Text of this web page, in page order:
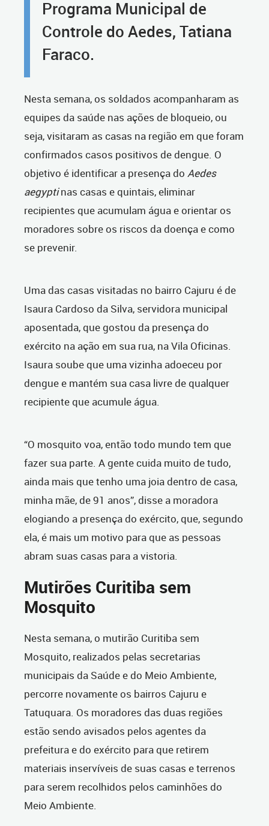
Programa Municipal de
Controle do Aedes, Tatiana
Faraco.
Nesta semana, os soldados acompanharam as
equipes da saúde nas ações de bloqueio, ou
seja, visitaram as casas na região em que foram
confirmados casos positivos de dengue. O
objetivo é identificar a presença do Aedes
aegyptinas casas e quintais, eliminar
recipientes que acumulam água e orientar os
moradores sobre os riscos da doença e como
se prevenir.
Uma das casas visitadas no bairro Cajuru é de
Isaura Cardoso da Silva, servidora municipal
aposentada, que gostou da presença do
exército na ação em sua rua, na Vila Oficinas.
Isaura soube que uma vizinha adoeceu por
dengue e mantém sua casa livre de qualquer
recipiente que acumule água.
“O mosquito voa, então todo mundo tem que
fazer sua parte. A gente cuida muito de tudo,
ainda mais que tenho uma joia dentro de casa,
minha mãe, de 91 anos”, disse a moradora
elogiando a presença do exército, que, segundo
ela, é mais um motivo para que as pessoas
abram suas casas para a vistoria.
Mutirões Curitiba sem
Mosquito
Nesta semana, o mutirão Curitiba sem
Mosquito, realizados pelas secretarias
municipais da Saúde e do Meio Ambiente,
percorre novamente os bairros Cajuru e
Tatuquara. Os moradores das duas regiões
estão sendo avisados pelos agentes da
prefeitura e do exército para que retirem
materiais inservíveis de suas casas e terrenos
para serem recolhidos pelos caminhões do
Meio Ambiente.